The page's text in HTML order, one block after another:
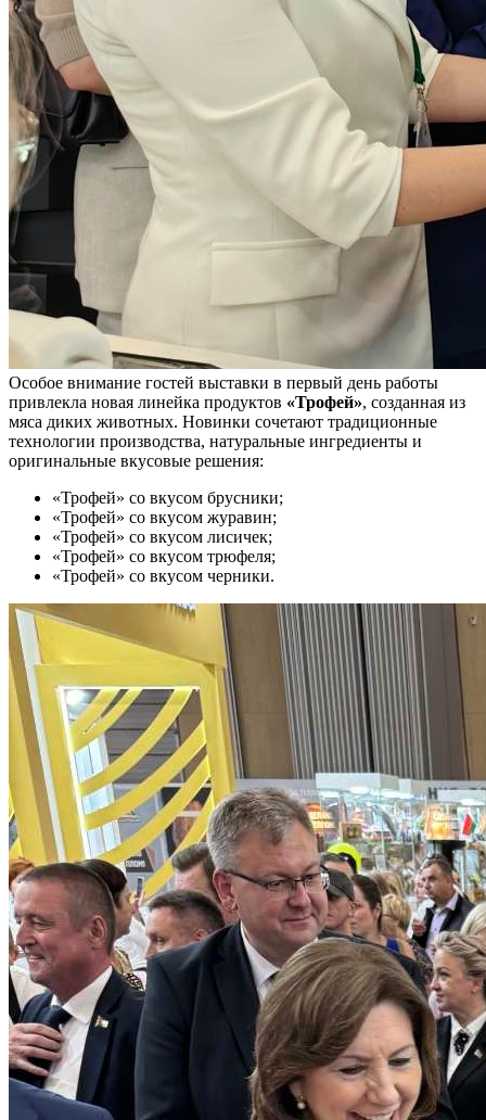
Особое внимание гостей выставки в первый день работы
привлекла новая линейка продуктов «Трофей», созданная из
мяса диких животных. Новинки сочетают традиционные
технологии производства, натуральные ингредиенты и
оригинальные вкусовые решения:
«Трофей» со вкусом брусники;
«Трофей» со вкусом журавин;
«Трофей» со вкусом лисичек;
«Трофей» со вкусом трюфеля;
«Трофей» со вкусом черники.